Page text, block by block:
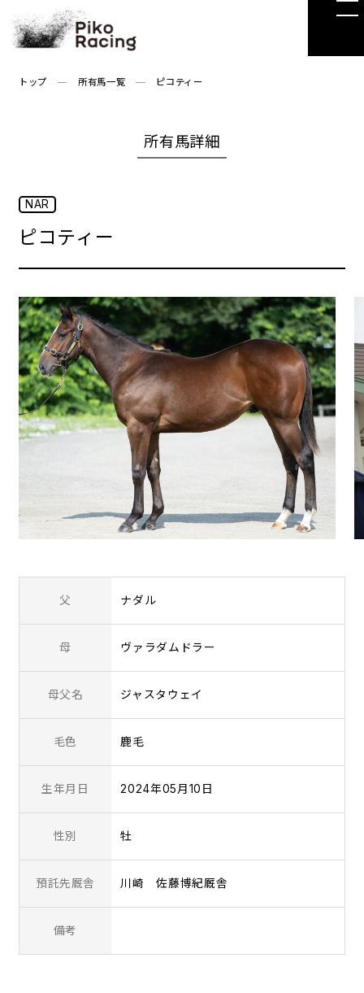
to
content
トップ 所有馬一覧 ピコティー
所有馬詳細
NAR
ピコティー
父 ナダル
母 ヴァラダムドラー
母父名 ジャスタウェイ
毛色 鹿毛
生年月日 2024年05月10日
性別 牡
預託先厩舎 川崎 佐藤博紀厩舎
備考